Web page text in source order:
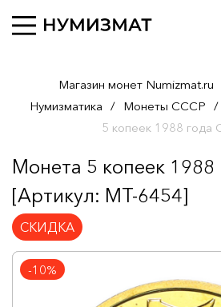
Магазин монет Numizmat.ru
Нумизматика / Монеты СССР /
5 копеек 1988 года
Монета 5 копеек
[Артикул: MT-6454]
СКИДКА
-10%